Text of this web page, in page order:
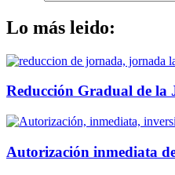
Lo más leido:
Reducción Gradual de
Autorización inmediata